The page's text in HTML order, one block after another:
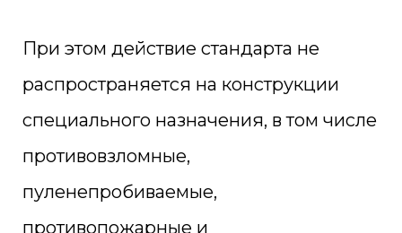
При этом действие стандарта не
распространяется на конструкции
специального назначения, в том числе
противовзломные,
пуленепробиваемые,
противопожарные и